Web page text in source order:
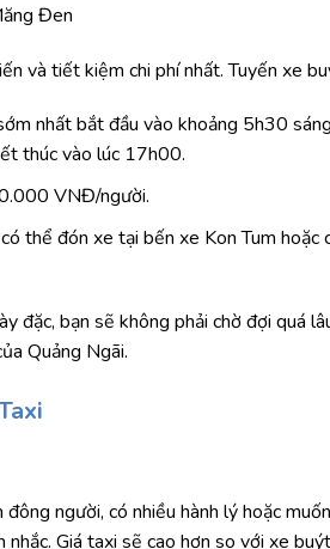
và tiết kiệm chi phí nhất. Tuyến xe
nhất bắt đầu vào khoảng 5h30
thúc vào lúc 17h00.
VNĐ/người.
thể đón xe tại bến xe Kon Tum
đặc, bạn sẽ không phải chờ đợi quá
Quảng Ngãi.
người, có nhiều hành lý hoặc
nhắc. Giá taxi sẽ cao hơn so với xe